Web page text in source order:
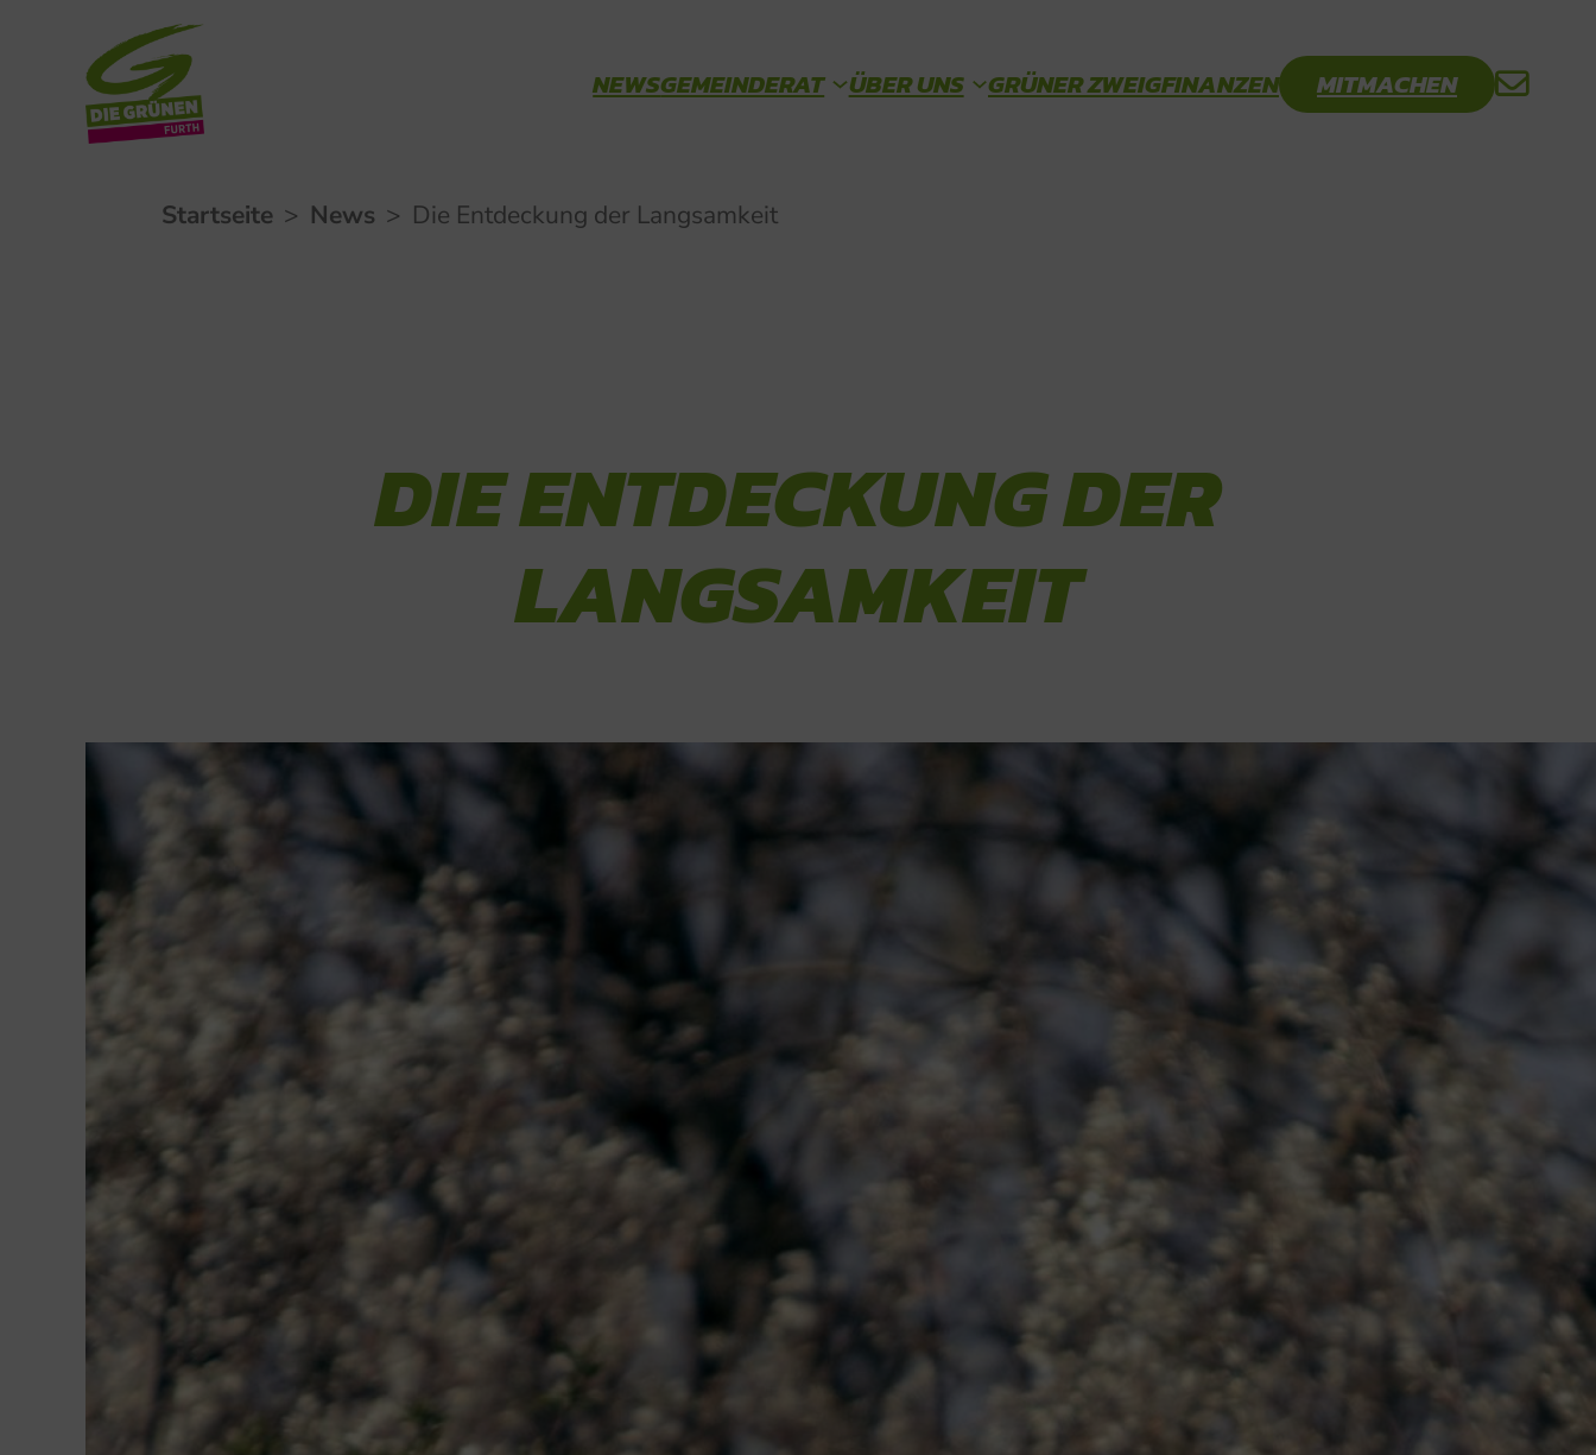
NEWSGEMEINDERAT
ÜBER UNS
GRÜNER ZWEIGFINANZEN MITMACHEN
Startseite > News > Die Entdeckung der Langsamkeit
DIE ENTDECKUNG DER
LANGSAMKEIT
Jahren wird jedoch vielfach über die Entdeckung der
Geschwindigkeitsreduktion auf der Straße diskutiert. Für viele eine
Neuentdeckung spricht sich etwa Hermann Knoflacher – Prof.
emeritus der TU Wien, an der er als Verkehrsplaner tätig war – seit
mehr als 50 Jahren für eine Verringerung der Geschwindigkeit aus.
Vor allem was das Tempo im Ortsgebiet betrifft hat er gemeinsam
mit Wissenschaftlern aus anderen Fachgebieten nachgewiesen, dass
die Sinnesleistung des Menschen auf Tempo 30 optimiert ist. Bis zu
dieser Geschwindigkeit können wir Informationen noch verarbeiten.
Reaktionszeiten enorm. Daher ist Tempo 30 im Ort in aller erster
Linie eine massive Sicherheitserhöhung.
Auch bei uns in Furth wird über Geschwindigkeiten diskutiert. Das erst
zu Sommerbeginn umgesetzte Verkehrskonzept geht vielen
Bürger:innen nicht weit genug – vor allem jenen, die an jenen
Gemeindestraßen wohnen, die aus der Tempe 30-Zone aktuell